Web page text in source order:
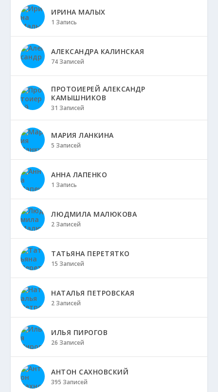
ИРИНА МАЛЫХ
1 Запись
АЛЕКСАНДРА КАЛИНСКАЯ
74 Записей
ПРОТОИЕРЕЙ АЛЕКСАНДР
КАМЫШНИКОВ
31 Записей
МАРИЯ ЛАНКИНА
5 Записей
АННА ЛАПЕНКО
1 Запись
ЛЮДМИЛА МАЛЮКОВА
2 Записей
ТАТЬЯНА ПЕРЕТЯТКО
15 Записей
НАТАЛЬЯ ПЕТРОВСКАЯ
2 Записей
ИЛЬЯ ПИРОГОВ
26 Записей
АНТОН САХНОВСКИЙ
395 Записей